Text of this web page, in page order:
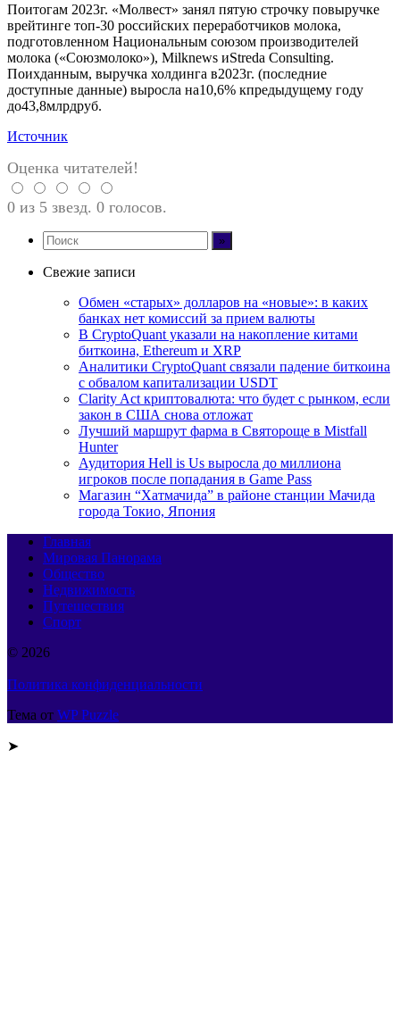
Поитогам 2023г. «Молвест» занял пятую строчку повыручке
врейтинге топ-30 российских переработчиков молока,
подготовленном Национальным союзом производителей
молока («Союзмолоко»), Milknews иStreda Consulting.
Поихданным, выручка холдинга в2023г. (последние
доступные данные) выросла на10,6% кпредыдущему году
до43,8млрдруб.
Источник
Оценка читателей!
0 из 5 звезд. 0 голосов.
Свежие записи
Обмен «старых» долларов на «новые»: в каких
банках нет комиссий за прием валюты
В CryptoQuant указали на накопление китами
биткоина, Ethereum и XRP
Аналитики CryptoQuant связали падение биткоина
с обвалом капитализации USDT
Clarity Act криптовалюта: что будет с рынком, если
закон в США снова отложат
Лучший маршрут фарма в Святороще в Mistfall
Hunter
Аудитория Hell is Us выросла до миллиона
игроков после попадания в Game Pass
Магазин “Хатмачида” в районе станции Мачида
города Токио, Япония
Главная
Мировая Панорама
Общество
Недвижимость
Путешествия
Спорт
© 2026
Политика конфиденциальности
Тема от WP Puzzle
➤